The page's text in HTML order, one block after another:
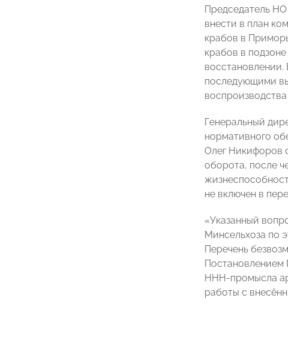
Председатель
внести в план
крабов в
крабов в
восстановлении.
последующими
Генеральный
нормативного
Олег Никифоров
оборота, после
не включен в
«Указанный
Минсельхоза по
Перечень
Постановлением
ННН-промысла
работы с